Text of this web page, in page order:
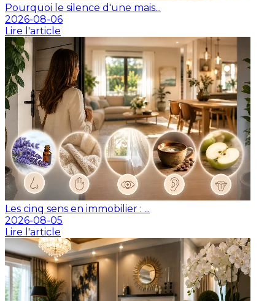
Pourquoi le silence d'une mais...
2026-08-06
Lire l'article
Les cinq sens en immobilier : ...
2026-08-05
Lire l'article